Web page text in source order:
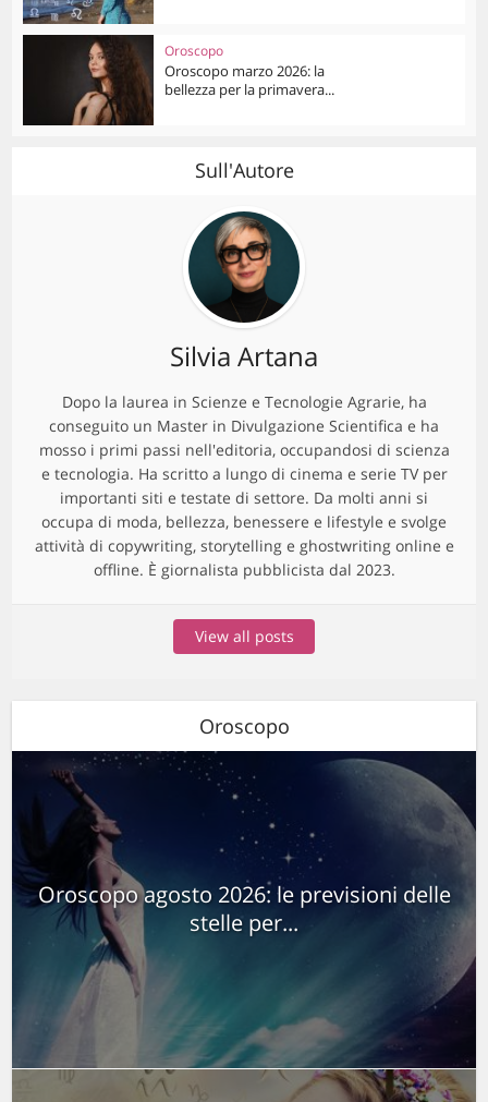
Oroscopo
Oroscopo marzo 2026: la
bellezza per la primavera...
Sull'Autore
Silvia Artana
Dopo la laurea in Scienze e Tecnologie Agrarie, ha
conseguito un Master in Divulgazione Scientifica e ha
mosso i primi passi nell'editoria, occupandosi di scienza
e tecnologia. Ha scritto a lungo di cinema e serie TV per
importanti siti e testate di settore. Da molti anni si
occupa di moda, bellezza, benessere e lifestyle e svolge
attività di copywriting, storytelling e ghostwriting online e
offline. È giornalista pubblicista dal 2023.
View all posts
Oroscopo
Oroscopo agosto 2026: le previsioni delle
stelle per...